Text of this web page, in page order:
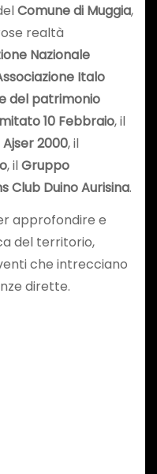
Comune di Muggia,
realtà
Nazionale
Italo
del patrimonio
10 Febbraio, il
2000, il
, ilGruppo
Club Duino Aurisina.
approfondire e
del territorio,
che intrecciano
dirette.